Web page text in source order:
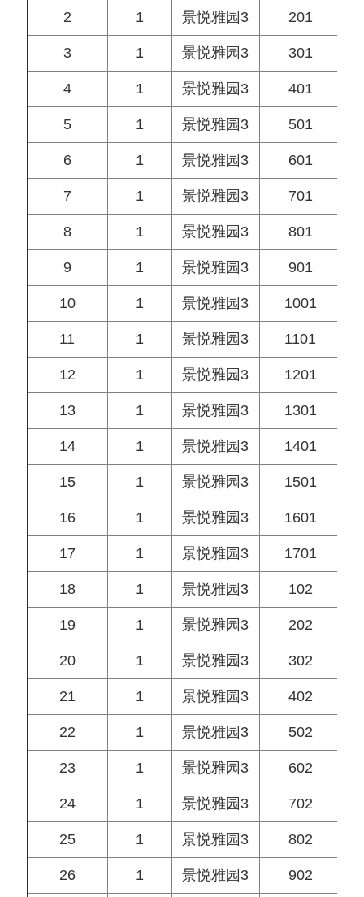
2 1 景悦雅园3 201
3 1 景悦雅园3 301
4 1 景悦雅园3 401
5 1 景悦雅园3 501
6 1 景悦雅园3 601
7 1 景悦雅园3 701
8 1 景悦雅园3 801
9 1 景悦雅园3 901
10 1 景悦雅园3 1001
11 1 景悦雅园3 1101
12 1 景悦雅园3 1201
13 1 景悦雅园3 1301
14 1 景悦雅园3 1401
15 1 景悦雅园3 1501
16 1 景悦雅园3 1601
17 1 景悦雅园3 1701
18 1 景悦雅园3 102
19 1 景悦雅园3 202
20 1 景悦雅园3 302
21 1 景悦雅园3 402
22 1 景悦雅园3 502
23 1 景悦雅园3 602
24 1 景悦雅园3 702
25 1 景悦雅园3 802
26 1 景悦雅园3 902